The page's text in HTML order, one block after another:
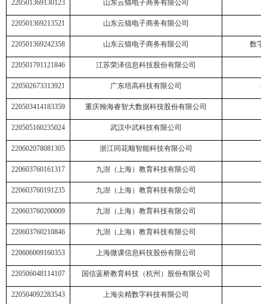
220501369130123 山东云猫电子商务有限公司
220501369213521 山东云猫电子商务有限公司
220501369242358 山东云猫电子商务有限公司 数字
220501791121846 江苏荣泽信息科技股份有限公司
220502673313921 广东培高科技有限公司
220503414183359 重庆翰海睿智大数据科技股份有限公司
220505160235024 武汉中武科技有限公司
220602078081305 浙江同花顺智能科技有限公司
220603760161317 九澍（上海）教育科技有限公司
220603760191235 九澍（上海）教育科技有限公司
220603760200009 九澍（上海）教育科技有限公司
220603760210846 九澍（上海）教育科技有限公司
220606009160353 上海微课信息科技股份有限公司
220506048114107 国信蓝桥教育科技（杭州）股份有限公司
220504092283543 上海尖精数字科技有限公司